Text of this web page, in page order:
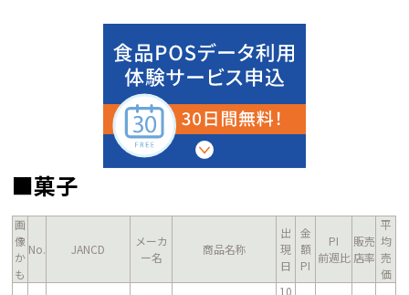
■菓子
画
像
か
も
No. JANCD
メーカ
ー名
商品名称
出
現
日
金
額
PI
PI
前週比
販売
店率
平
均
売
価
10